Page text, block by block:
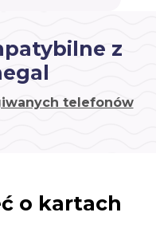
z
telefonów
o kartach